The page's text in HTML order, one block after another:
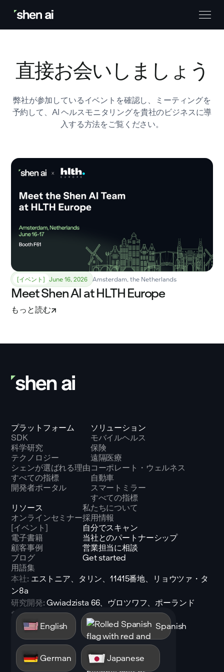
直接お会いしましょう
弊社が参加しているイベントを確認し、ミーティングを
予約して、AI ヘルスモニタリングを貴社のビジネスに導
入する方法をご覧ください。
[イベント] June 16, 2026 Amsterdam, the Netherlands
Meet Shen AI at HLTH Europe
もっと読む
プラットフォーム
SDK
科学研究
テクノロジー
シェンが選ばれる理由
すべての指標
開発者ポータル
ソリューション
モバイルヘルス
保険
遠隔医療
コーポレート・ウェルネス
自動車
スマートミラー
すべての指標
リソース
オンラインセミナー
[イベント]
電子書籍
顧客事例
ブログ
用語集
私たちについて
採用情報
自分でスキャン
当社とのパートナーシップ
営業担当に相談
Get started
本社: エストニア、タリン、11415番地、リョウツァ・タ
ン8a
研究開発:Gwiadzista 66、ヴロツワフ、ポーランド
電子メール:sales@shen.ai
LinkedIn
フォロー
English Spanish
German Japanese